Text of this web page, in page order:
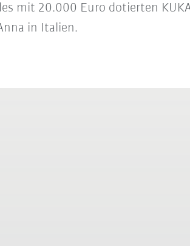
mit 20.000 Euro dotierten
in Italien.